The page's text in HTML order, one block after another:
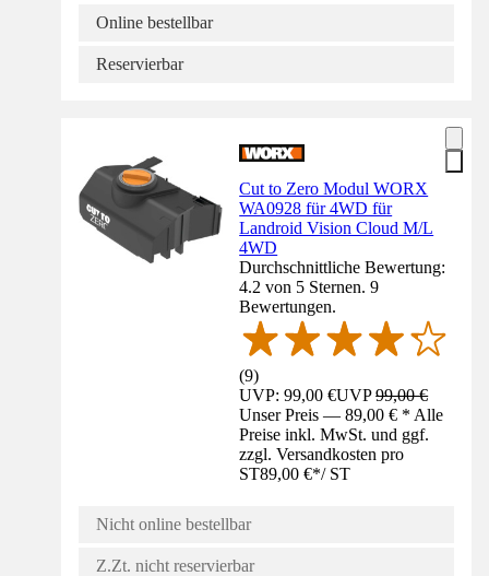
Online bestellbar
Reservierbar
Cut to Zero Modul WORX
WA0928 für 4WD für
Landroid Vision Cloud M/L
4WD
Durchschnittliche Bewertung:
4.2 von 5 Sternen. 9
Bewertungen.
(9)
UVP: 99,00 €UVP99,00 €
Unser Preis — 89,00 € * Alle
Preise inkl. MwSt. und ggf.
zzgl. Versandkosten pro
ST89,00 €*/ ST
Nicht online bestellbar
Z.Zt. nicht reservierbar